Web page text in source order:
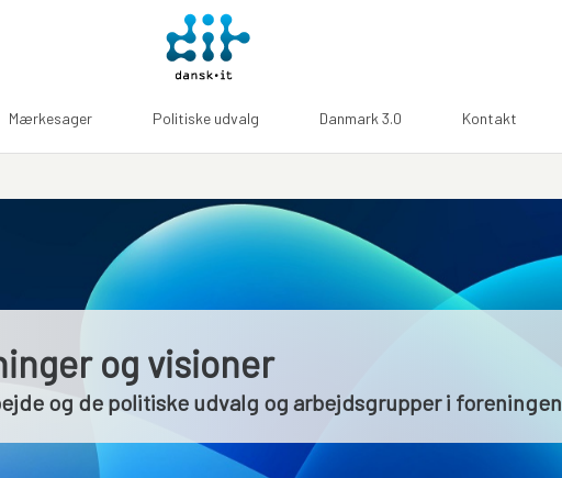
Mærkesager Politiske udvalg Danmark 3.0 Kontakt
og visioner
og de politiske udvalg og arbejdsgrupper i foreningen